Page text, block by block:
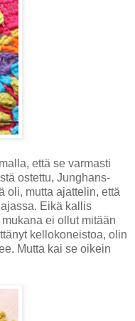
että se varmasti
ostettu, Junghans-
oli, mutta ajattelin, että
Eikä kallis
ei ollut mitään
kellokoneistoa, olin
Mutta kai se oikein